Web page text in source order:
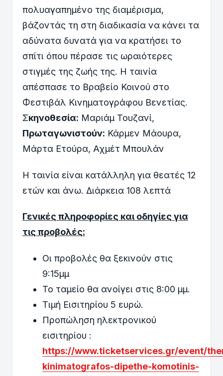
πολυαγαπημένο της διαμέρισμα,
βάζοντάς τη στη διαδικασία να κάνει τα
αδύνατα δυνατά για να κρατήσει το
σπίτι όπου πέρασε τις ωραιότερες
στιγμές της ζωής της. Η ταινία
απέσπασε το Βραβείο Κοινού στο
Φεστιβάλ Κινηματογράφου Βενετίας.
Σκηνοθεσία: Μαριάμ Τουζανί,
Πρωταγωνιστούν: Κάρμεν Μάουρα,
Μάρτα Ετούρα, Αχμέτ Μπουλάν
Η ταινία είναι κατάλληλη για θεατές 12
ετών και άνω. Διάρκεια 108 λεπτά
Γενικές πληροφορίες και οδηγίες για
τις προβολές:
Οι προβολές θα ξεκινούν στις
9:15μμ
Το ταμείο θα ανοίγει στις 8:00 μμ.
Τιμή Εισιτηρίου 5 ευρώ.
Προπώληση ηλεκτρονικού
εισιτηρίου :
https://www.ticketservices.gr/event/
kinimatografos-dipethe-komotinis-